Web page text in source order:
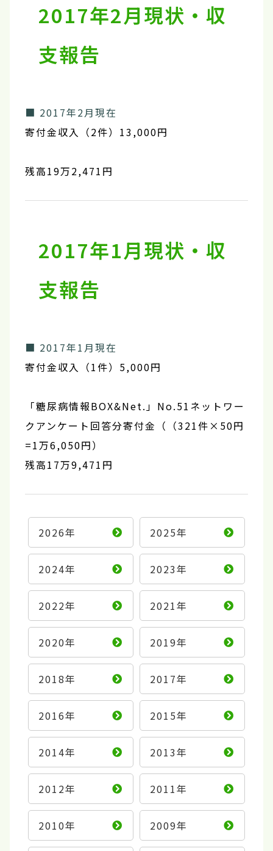
2017年2月現状・収
支報告
■ 2017年2月現在
寄付金収入（2件）13,000円
残高19万2,471円
2017年1月現状・収
支報告
■ 2017年1月現在
寄付金収入（1件）5,000円
「糖尿病情報BOX&Net.」No.51ネットワー
クアンケート回答分寄付金（（321件×50円
=1万6,050円）
残高17万9,471円
2026年 2025年
2024年 2023年
2022年 2021年
2020年 2019年
2018年 2017年
2016年 2015年
2014年 2013年
2012年 2011年
2010年 2009年